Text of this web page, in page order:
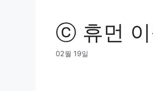
ⓒ 휴먼
02월 19일